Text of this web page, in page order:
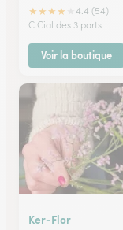
★★★★
4.4 (54)
C.Cial des 3 parts
Voir la boutique
Ker-Flor